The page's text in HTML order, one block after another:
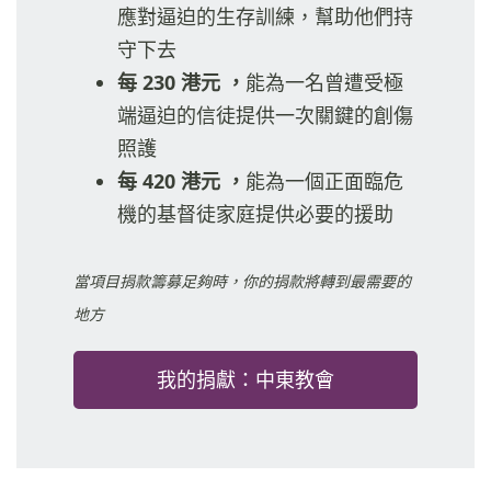
應對逼迫的生存訓練，幫助他們持
守下去
每 230 港元 ， 能為一名曾遭受極
端逼迫的信徒提供一次關鍵的創傷
照護
每 420 港元 ， 能為一個正面臨危
機的基督徒家庭提供必要的援助
當項目捐款籌募足夠時，你的捐款將轉到最需要的
地方
我的捐獻：中東教會